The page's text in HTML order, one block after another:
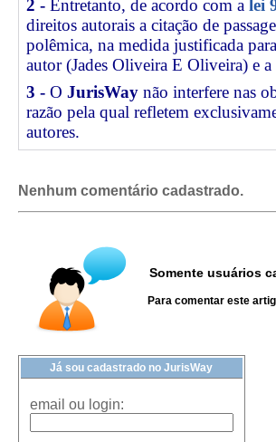
2 - Entretanto, de acordo com a lei
direitos autorais a citação de
polêmica, na medida justificada
autor (Jades Oliveira E Oliveira) e
3 - O JurisWay não interfere nas
razão pela qual refletem
autores.
Nenhum comentário cadastrado.
Somente usuários
Para comentar este
Já sou cadastrado no JurisWay
email ou login: